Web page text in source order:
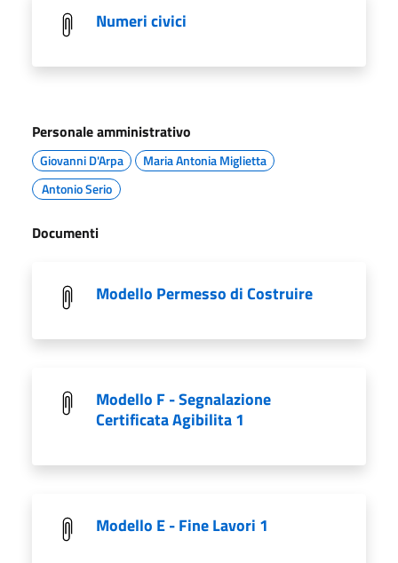
Numeri civici
Personale amministrativo
Giovanni D'Arpa
Maria Antonia Miglietta
Antonio Serio
Documenti
Modello Permesso di Costruire
Modello F - Segnalazione
Certificata Agibilita 1
Modello E - Fine Lavori 1